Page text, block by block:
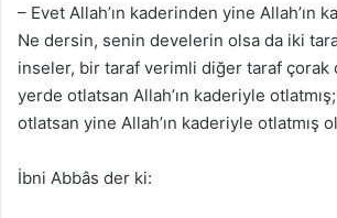
– Evet Allah’ın kaderinden yine Allah’ın
Ne dersin, senin develerin olsa da iki
inseler, bir taraf verimli diğer taraf çorak
yerde otlatsan Allah’ın kaderiyle
otlatsan yine Allah’ın kaderiyle otlatmış
İbni Abbâs der ki: